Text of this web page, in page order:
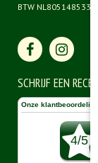
BTW
SCHRIJF EEN